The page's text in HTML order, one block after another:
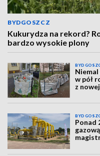
BYDGOSZCZ
Kukurydza na rekord?
bardzo wysokie plony
Niemal
w pół
z
Ponad